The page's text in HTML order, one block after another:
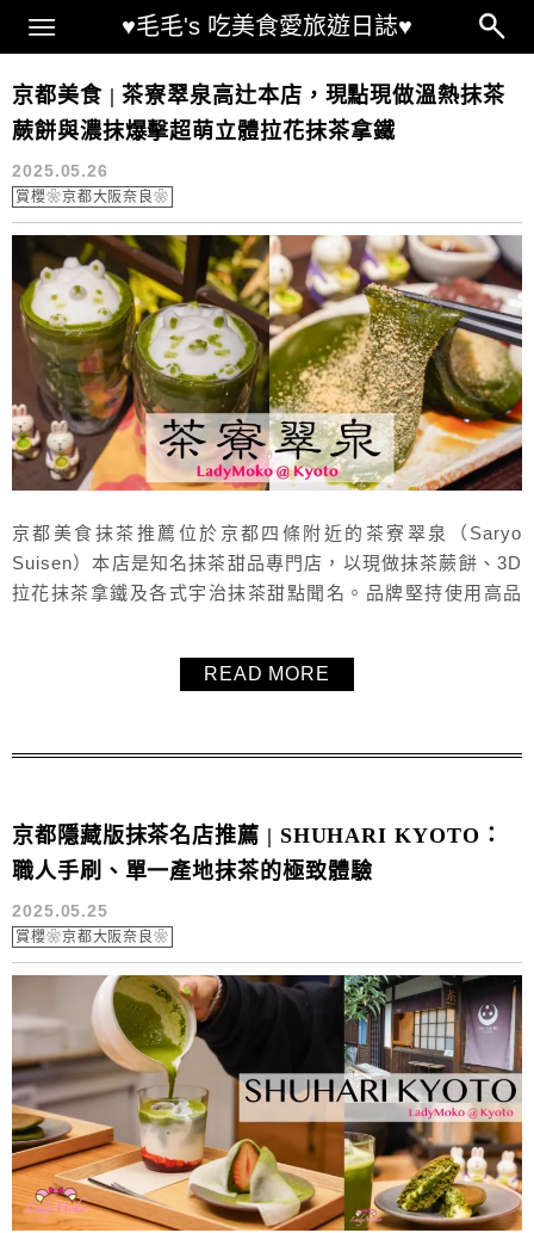
♥毛毛's 吃美食愛旅遊日誌♥
Main Menu
京都必吃
京都美食 | 茶寮翠泉高辻本店，現點現做溫熱抹茶
蕨餅與濃抹爆擊超萌立體拉花抹茶拿鐵
2025.05.26
賞櫻❀京都大阪奈良❀
京都美食抹茶推薦位於京都四條附近的茶寮翠泉（Saryo
Suisen）本店是知名抹茶甜品專門店，以現做抹茶蕨餅、3D
拉花抹茶拿鐵及各式宇治抹茶甜點聞名。品牌堅持使用高品
茶飲品，還是入口即化的現做蕨餅，茶寮翠泉都是抹茶控不
READ MORE
京都隱藏版抹茶名店推薦 | SHUHARI KYOTO：
職人手刷、單一產地抹茶的極致體驗
2025.05.25
賞櫻❀京都大阪奈良❀